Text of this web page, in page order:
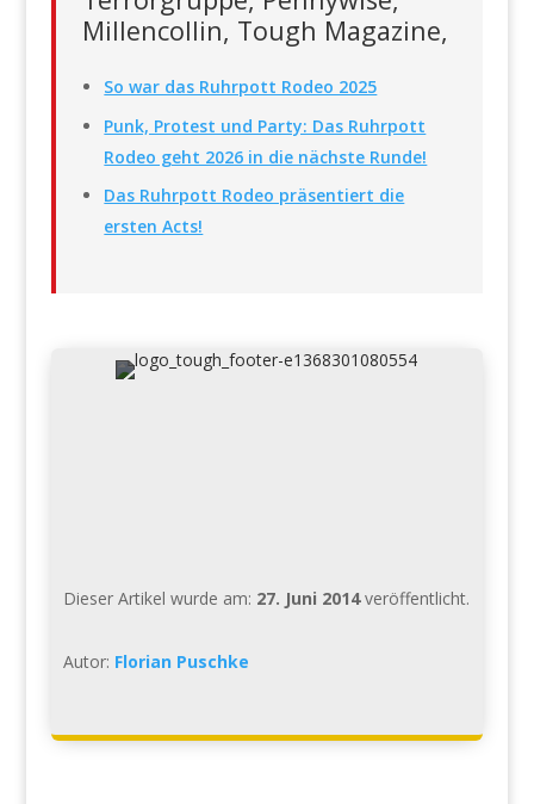
Millencollin, Tough Magazine,
So war das Ruhrpott Rodeo 2025
Punk, Protest und Party: Das Ruhrpott
Rodeo geht 2026 in die nächste Runde!
Das Ruhrpott Rodeo präsentiert die
ersten Acts!
Dieser Artikel wurde am: 27. Juni 2014veröffentlicht.
Autor: Florian Puschke